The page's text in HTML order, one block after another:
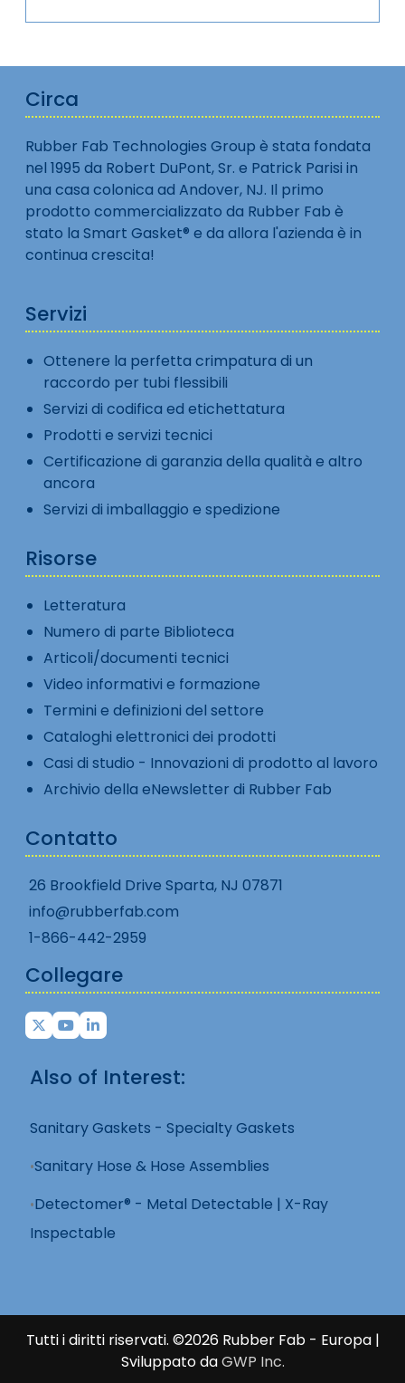
Circa
Rubber Fab Technologies Group è stata fondata
nel 1995 da Robert DuPont, Sr. e Patrick Parisi in
una casa colonica ad Andover, NJ. Il primo
prodotto commercializzato da Rubber Fab è
stato la Smart Gasket® e da allora l'azienda è in
continua crescita!
Servizi
Ottenere la perfetta crimpatura di un
raccordo per tubi flessibili
Servizi di codifica ed etichettatura
Prodotti e servizi tecnici
Certificazione di garanzia della qualità e altro
ancora
Servizi di imballaggio e spedizione
Risorse
Letteratura
Numero di parte Biblioteca
Articoli/documenti tecnici
Video informativi e formazione
Termini e definizioni del settore
Cataloghi elettronici dei prodotti
Casi di studio - Innovazioni di prodotto al lavoro
Archivio della eNewsletter di Rubber Fab
Contatto
26 Brookfield Drive Sparta, NJ 07871
info@rubberfab.com
1-866-442-2959
Collegare
Also of Interest:
Sanitary Gaskets - Specialty Gaskets
Sanitary Hose & Hose Assemblies
Detectomer® - Metal Detectable | X-Ray
Inspectable
Tutti i diritti riservati. ©2026 Rubber Fab - Europa |
Sviluppato daGWP Inc.